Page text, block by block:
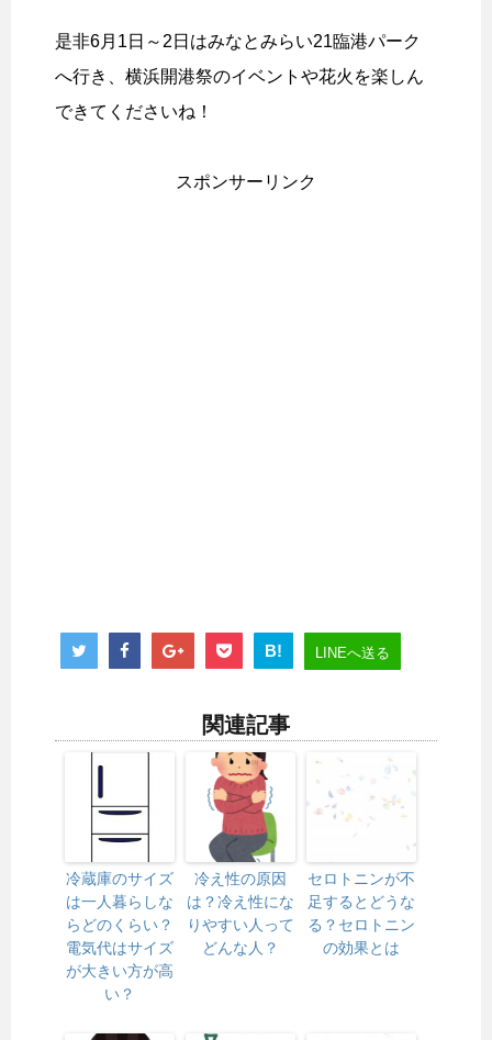
是非6月1日～2日はみなとみらい21臨港パーク
へ行き、横浜開港祭のイベントや花火を楽しん
できてくださいね！
スポンサーリンク
B! LINEへ送る
関連記事
冷蔵庫のサイズ
は一人暮らしな
らどのくらい？
電気代はサイズ
が大きい方が高
い？
冷え性の原因
は？冷え性にな
りやすい人って
どんな人？
セロトニンが不
足するとどうな
る？セロトニン
の効果とは